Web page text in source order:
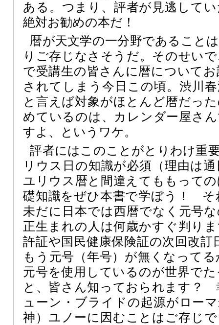
ある。つまり、評者が見逃して
絶対お勧めの本だ！
暦が天文学の一分野であること
りご存じなさそうだ。そのせい
で受講生の皆さんに暦について
されてしまう今日この頃。渋川
と言えば対象がほとんど暦だっ
めているのは、カレンダー屋さ
すよ、というワケ。
評者にはこのことがとりわけ重
リウス日の知識が必須（理由は
ユリウス暦と間違えてももって
礎知識をぜひ本書で学ぼう！ そ
未だに日本では西暦でなく元号
正生まれの人は何歳かすぐ判り
許証や国民健康保険証の次回改
もう元号（年号）が無くなって
元号を使用しているのが世界で
と、皆さん知っておられます？
ューン・ブライドの起源がロー
神）ユノーに因むことはご存じ